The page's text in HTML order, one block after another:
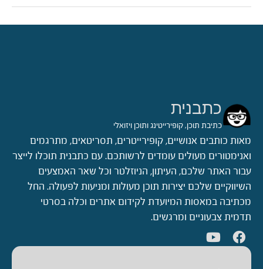
בויקיפדיה
כתבנית
כתיבת תוכן, קופירייטינג ותוכן ויזואלי
מאות כותבים אנושיים, קופירייטרים, תסריטאים, מתרגמים
ואנימטורים מעולים עומדים לרשותכם. עם כתבנית תוכלו לייצר
עבור האתר שלכם, העיתון, הניוזלטר וכל שאר האמצעים
השיווקיים שלכם יצירות תוכן מעולות ומניעות לפעולה. החל
מכתיבה במאסות המיועדת לקידום אתרים וכלה בסרטי
תדמית צבעוניים ומרגשים.